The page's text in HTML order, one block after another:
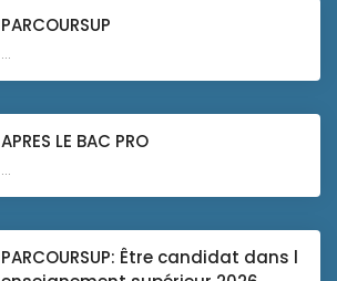
PARCOURSUP
...
APRES LE BAC PRO
...
PARCOURSUP: Être candidat dans l